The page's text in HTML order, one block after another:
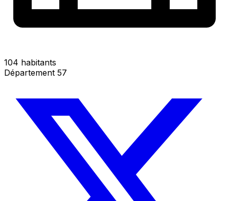
104 habitants
Département 57